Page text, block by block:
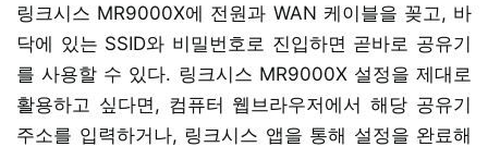
링크시스 MR9000X에 전원과 WAN 케이블을 꽂고, 바
닥에 있는 SSID와 비밀번호로 진입하면 곧바로 공유기
를 사용할 수 있다. 링크시스 MR9000X 설정을 제대로
활용하고 싶다면, 컴퓨터 웹브라우저에서 해당 공유기
주소를 입력하거나, 링크시스 앱을 통해 설정을 완료해